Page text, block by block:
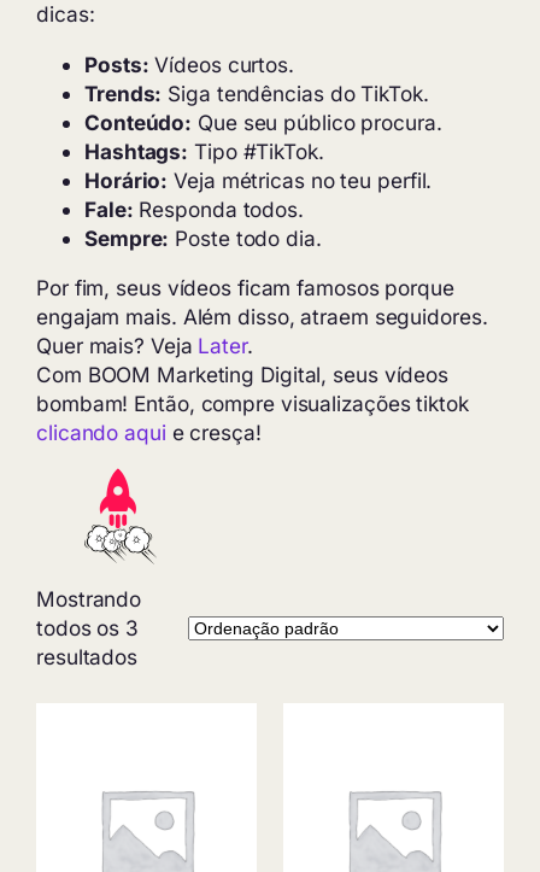
dicas:
Posts: Vídeos curtos.
Trends: Siga tendências do TikTok.
Conteúdo: Que seu público procura.
Hashtags: Tipo #TikTok.
Horário: Veja métricas no teu perfil.
Fale: Responda todos.
Sempre: Poste todo dia.
Por fim, seus vídeos ficam famosos porque
engajam mais. Além disso, atraem seguidores.
Quer mais? Veja Later.
Com BOOM Marketing Digital, seus vídeos
bombam! Então, compre visualizações tiktok
clicando aqui e cresça!
Mostrando
todos os 3
resultados